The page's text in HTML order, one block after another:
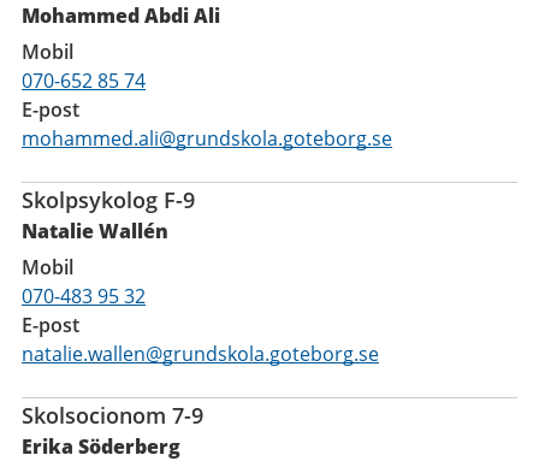
Mohammed Abdi Ali
Mobil
070-652 85 74
E-post
mohammed.ali@grundskola.goteborg.se
Skolpsykolog F-9
Natalie Wallén
Mobil
070-483 95 32
E-post
natalie.wallen@grundskola.goteborg.se
Skolsocionom 7-9
Erika Söderberg